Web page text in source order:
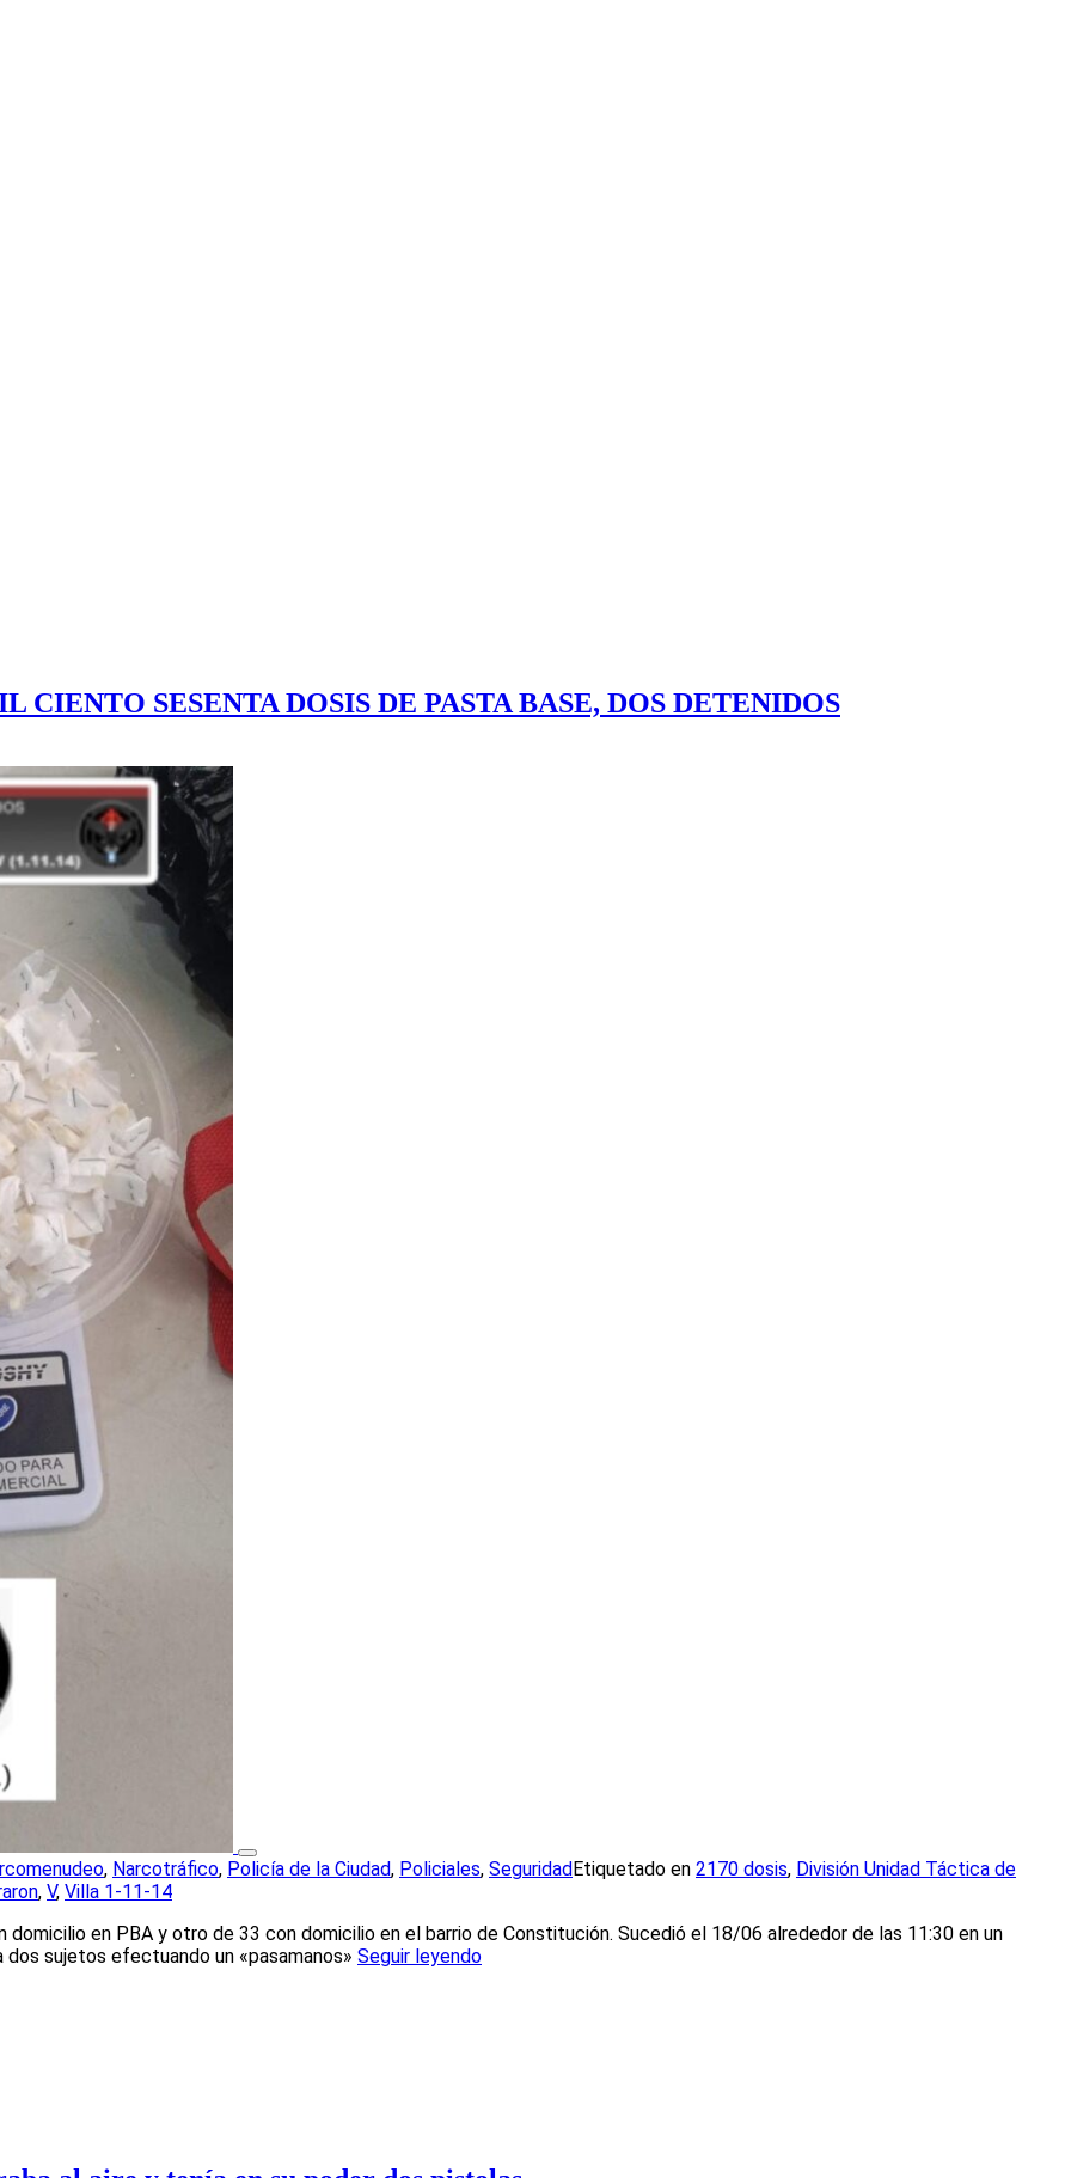
CIENTO SESENTA DOSIS DE PASTA BASE, DOS DETENIDOS
, Narcotráfico, Policía de la Ciudad, Policiales, SeguridadEtiquetado en 2170 dosis, División Unidad Táctica de
, V, Villa 1-11-14
en PBA y otro de 33 con domicilio en el barrio de Constitución. Sucedió el 18/06 alrededor de las 11:30 en un
sujetos efectuando un «pasamanos» Seguir leyendo